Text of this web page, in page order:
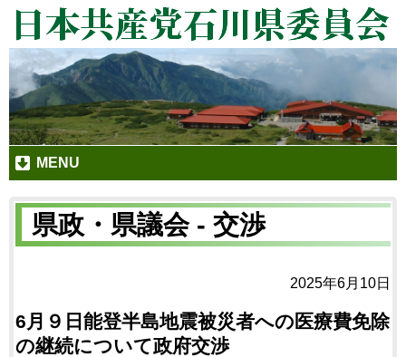
MENU
県政・県議会 - 交渉
2025年6月10日
6月９日能登半島地震被災者への医療費免除
の継続について政府交渉